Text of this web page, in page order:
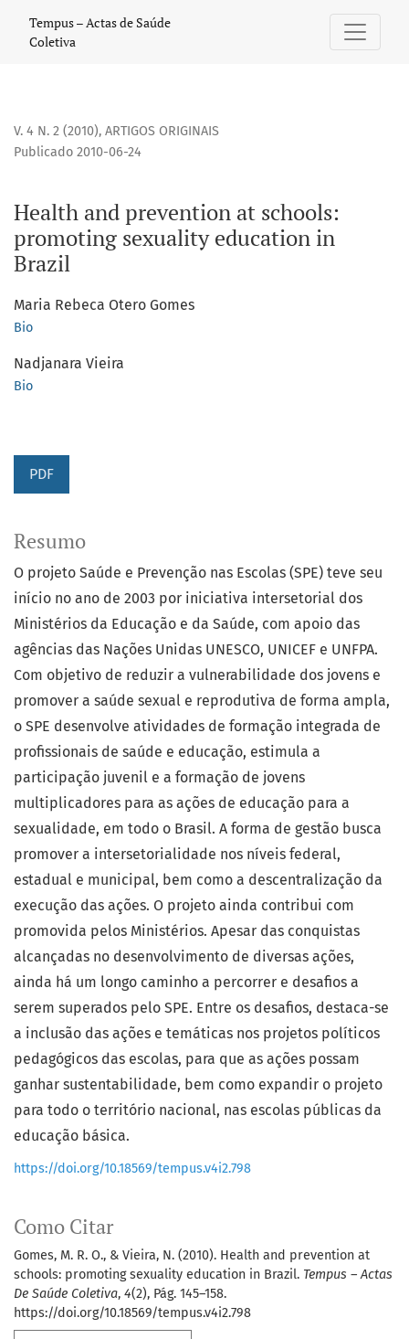
Health and prevention at schools: promoting sexuality
Tempus – Actas de Saúde
Coletiva
V. 4 N. 2 (2010), ARTIGOS ORIGINAIS
Health and prevention at schools:
promoting sexuality education in
Brazil
Publicado 2010-06-24
Maria Rebeca Otero Gomes
Bio
Nadjanara Vieira
Bio
PDF
Como Citar
Gomes, M. R. O., & Vieira, N. (2010). Health and prevention at
schools: promoting sexuality education in Brazil. Tempus – Actas
De Saúde Coletiva, 4(2), Pág. 145–158.
https://doi.org/10.18569/tempus.v4i2.798
Resumo
O projeto Saúde e Prevenção nas Escolas (SPE) teve seu
início no ano de 2003 por iniciativa intersetorial dos
Ministérios da Educação e da Saúde, com apoio das
agências das Nações Unidas UNESCO, UNICEF e UNFPA.
Com objetivo de reduzir a vulnerabilidade dos jovens e
promover a saúde sexual e reprodutiva de forma ampla,
o SPE desenvolve atividades de formação integrada de
profissionais de saúde e educação, estimula a
participação juvenil e a formação de jovens
multiplicadores para as ações de educação para a
sexualidade, em todo o Brasil. A forma de gestão busca
promover a intersetorialidade nos níveis federal,
estadual e municipal, bem como a descentralização da
execução das ações. O projeto ainda contribui com
promovida pelos Ministérios. Apesar das conquistas
alcançadas no desenvolvimento de diversas ações,
ainda há um longo caminho a percorrer e desafios a
serem superados pelo SPE. Entre os desafios, destaca-se
a inclusão das ações e temáticas nos projetos políticos
pedagógicos das escolas, para que as ações possam
ganhar sustentabilidade, bem como expandir o projeto
para todo o território nacional, nas escolas públicas da
educação básica.
https://doi.org/10.18569/tempus.v4i2.798